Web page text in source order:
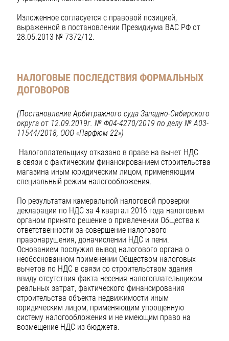
Изложенное согласуется с правовой позицией,
выраженной в постановлении Президиума ВАС РФ от
28.05.2013 № 7372/12.
НАЛОГОВЫЕ ПОСЛЕДСТВИЯ ФОРМАЛЬНЫХ
ДОГОВОРОВ
(Постановление Арбитражного суда Западно-Сибирского
округа от 12.09.2019г. № Ф04-4270/2019 по делу № А03-
11544/2018, ООО «Парфюм 22»)
Налогоплательщику отказано в праве на вычет НДС
в связи с фактическим финансированием строительства
магазина иным юридическим лицом, применяющим
специальный режим налогообложения.
По результатам камеральной налоговой проверки
декларации по НДС за 4 квартал 2016 года налоговым
органом принято решение о привлечении Общества к
ответственности за совершение налогового
правонарушения, доначислении НДС и пени.
Основанием послужил вывод налогового органа о
необоснованном применении Обществом налоговых
вычетов по НДС в связи со строительством здания
ввиду отсутствия факта несения налогоплательщиком
реальных затрат, фактического финансирования
строительства объекта недвижимости иным
юридическим лицом, применяющим упрощенную
систему налогообложения и не имеющим право на
возмещение НДС из бюджета.